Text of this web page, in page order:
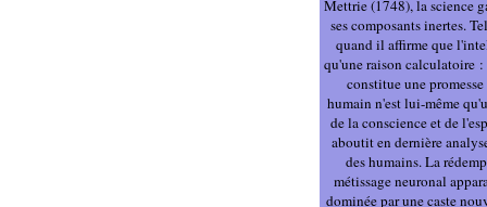
Mettrie (1748), la science
ses composants inertes.
quand il affirme que
qu'une raison calculatoire
constitue une
humain n'est lui-même
de la conscience et de
aboutit en dernière
des humains. La
métissage neuronal
dominée par une caste